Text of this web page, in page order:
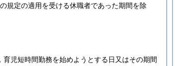
の規定の適用を受ける休職者であった期間を除
育児短時間勤務を始めようとする日又はその期間